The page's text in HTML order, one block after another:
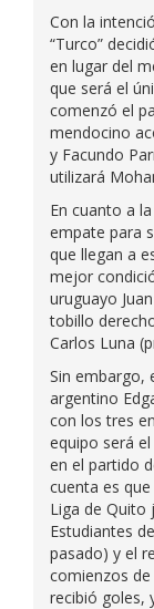
Con la
“Turco”
en lugar del
que será el
comenzó el
mendocino
y Facundo
utilizará
En cuanto a
empate para
que llegan a
mejor
uruguayo
tobillo
Carlos Luna
Sin embargo,
argentino
con los tres
equipo será
en el partido
cuenta es
Liga de Quito
Estudiantes
pasado) y el
comienzos
recibió goles,